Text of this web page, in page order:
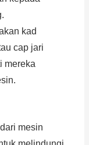
kad
cap jari
mereka
mesin